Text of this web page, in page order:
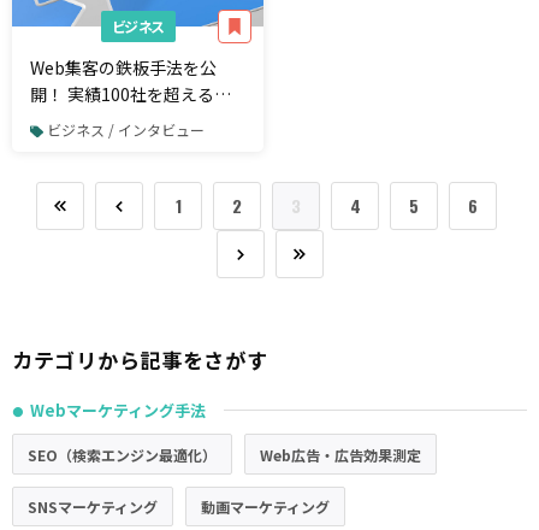
ビジネス
Web集客の鉄板手法を公
開！―― 実績100社を超えるス
ペシャリスト2名が徹底解説
ビジネス / インタビュー
1 2 3 4 5 6
カテゴリから記事をさがす
● Webマーケティング手法
SEO（検索エンジン最適化） Web広告・広告効果測定
SNSマーケティング 動画マーケティング